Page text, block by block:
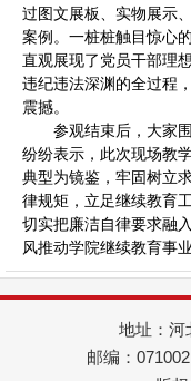
过图文展板、实物展示
案例。一桩桩触目惊心
直观展现了党员干部理
违纪违法深渊的全过程
震撼。
参观结束后，大家
纷纷表示，此次现场教
典型为镜鉴，牢固树立
律规矩，立足继续教育
切实把廉洁自律要求融
风推动学院继续教育事
地址：河
邮编：